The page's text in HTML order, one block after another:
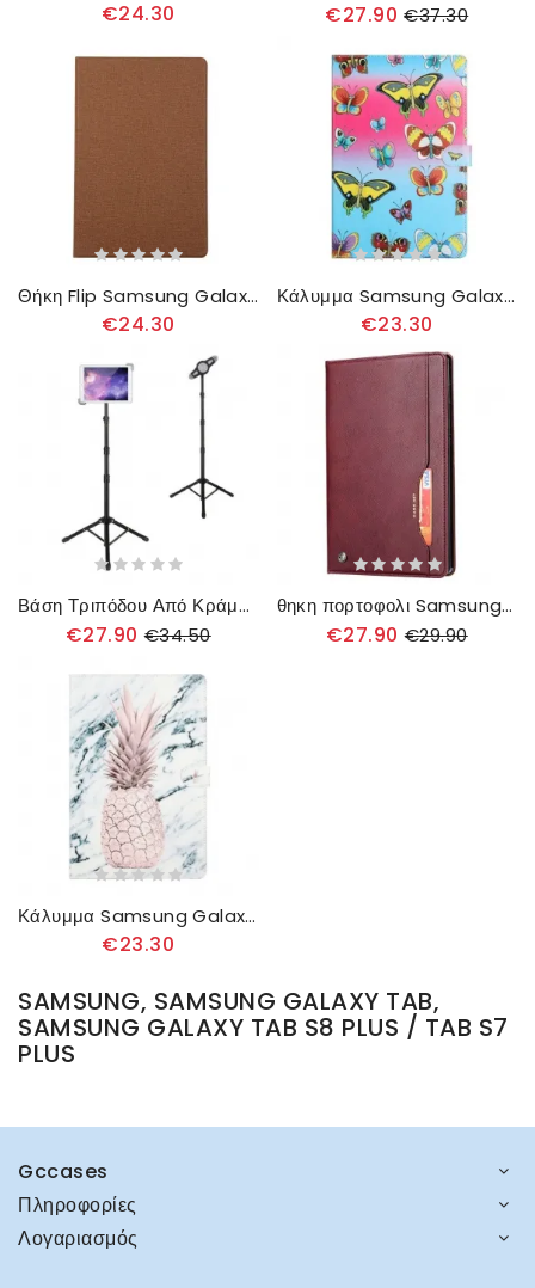
€24.30 €27.90 €37.30
Θήκη Flip Samsung Galaxy Tab S8 Plus / Tab S7 Plus Υφασμα
€24.30
Κάλυμμα Samsung Galaxy Tab S8 Plus / Tab S7 Plus Πεταλούδες
€23.30
Βάση Τριπόδου Από Κράμα Αλουμινίου Για Tablet
€27.90 €34.50
θηκη πορτοφολι Samsung Galaxy Tab S8 Plus / Tab S7 Plus Σετ Καρτών
€27.90 €29.90
Κάλυμμα Samsung Galaxy Tab S8 Plus / Tab S7 Plus Ανανάς
€23.30
SAMSUNG, SAMSUNG GALAXY TAB,
SAMSUNG GALAXY TAB S8 PLUS / TAB S7
PLUS
Gccases
Πληροφορίες
Λογαριασμός